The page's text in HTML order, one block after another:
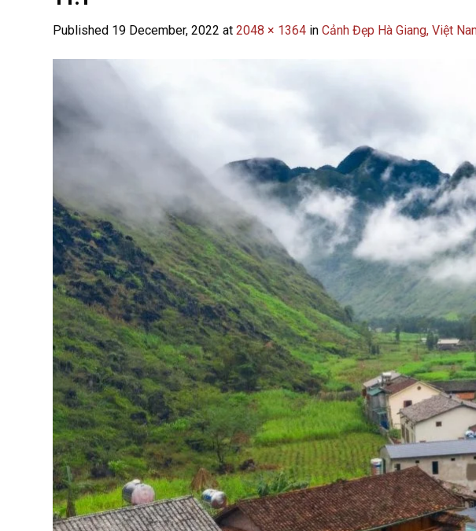
Published 19 December, 2022 at 2048 × 1364 in Cảnh Đẹp Hà Giang, Việt